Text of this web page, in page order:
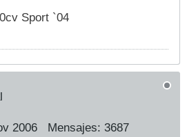
Sport `04
2006 Mensajes: 3687